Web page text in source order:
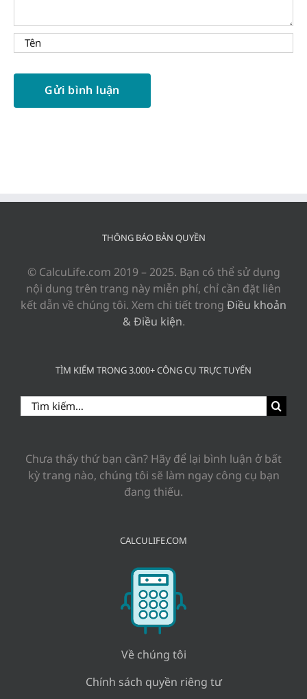
THÔNG BÁO BẢN QUYỀN
© CalcuLife.com 2019 – 2025. Bạn có thể sử dụng
nội dung trên trang này miễn phí, chỉ cần đặt liên
kết dẫn về chúng tôi. Xem chi tiết trong Điều khoản
& Điều kiện.
TÌM KIẾM TRONG 3.000+ CÔNG CỤ TRỰC TUYẾN
Search
for:
Chưa thấy thứ bạn cần? Hãy để lại bình luận ở bất
kỳ trang nào, chúng tôi sẽ làm ngay công cụ bạn
đang thiếu.
CALCULIFE.COM
Về chúng tôi
Chính sách quyền riêng tư